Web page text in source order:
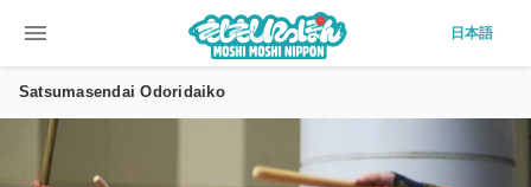
menu 日本語
Satsumasendai Odoridaiko